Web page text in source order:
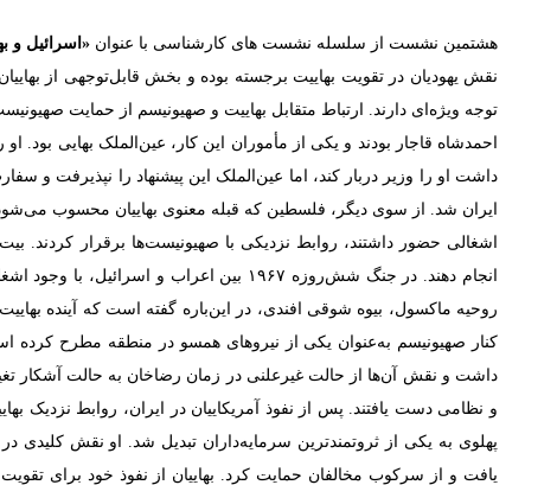
هشتمین نشست از سلسله نشست های کارشناسی با عنوان « اسرائیل و
نقش یهودیان در تقویت بهاییت برجسته بوده و بخش قابل‌توجهی از
توجه ویژه‌ای دارند. ارتباط متقابل بهاییت و صهیونیسم از حمایت
احمدشاه قاجار بودند و یکی از مأموران این کار، عین‌الملک بهایی
داشت او را وزیر دربار کند، اما عین‌الملک این پیشنهاد را نپذیرفت و
اشغالی حضور داشتند، روابط نزدیکی با صهیونیست‌ها برقرار کردند.
انجام دهند. در جنگ شش‌روزه ۱۹۶۷ بین
روحیه ماکسول، بیوه شوقی افندی، در این‌باره گفته است که آینده
کنار صهیونیسم به‌عنوان یکی از نیروهای همسو در منطقه مطرح کرده
و نظامی دست یافتند. پس از نفوذ آمریکاییان در ایران، روابط نزدیک
یافت و از سرکوب مخالفان حمایت کرد. بهاییان از نفوذ خود برای تقویت